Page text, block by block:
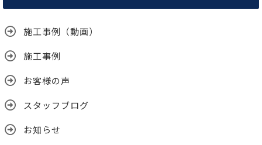
ブ
施工事例（動画）
施工事例
お客様の声
スタッフブログ
お知らせ